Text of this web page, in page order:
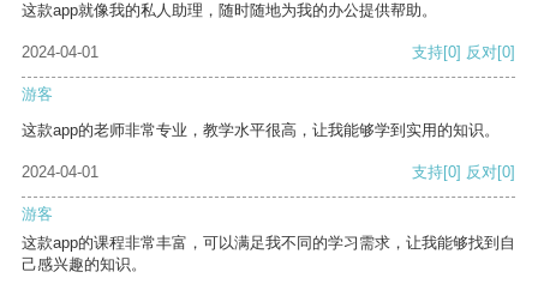
这款app就像我的私人助理，随时随地为我的办公提供帮助。
2024-04-01 支持[0] 反对[0]
游客
这款app的老师非常专业，教学水平很高，让我能够学到实用的知识。
2024-04-01 支持[0] 反对[0]
游客
这款app的课程非常丰富，可以满足我不同的学习需求，让我能够找到自
己感兴趣的知识。